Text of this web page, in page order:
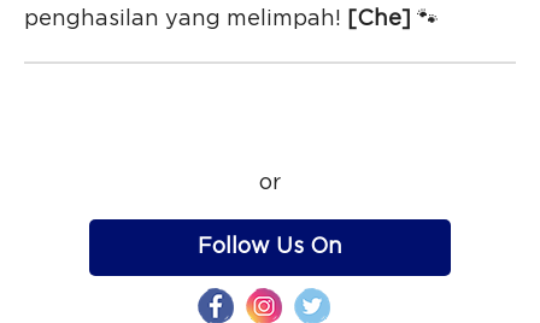
penghasilan yang melimpah! [Che] 🐾
or
Follow Us On